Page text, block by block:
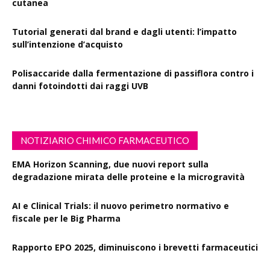
cutanea
Tutorial generati dal brand e dagli utenti: l’impatto
sull’intenzione d’acquisto
Polisaccaride dalla fermentazione di passiflora contro i
danni fotoindotti dai raggi UVB
NOTIZIARIO CHIMICO FARMACEUTICO
EMA Horizon Scanning, due nuovi report sulla
degradazione mirata delle proteine e la microgravità
AI e Clinical Trials: il nuovo perimetro normativo e
fiscale per le Big Pharma
Rapporto EPO 2025, diminuiscono i brevetti farmaceutici